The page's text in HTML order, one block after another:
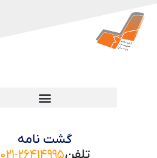
گشت نامه
۰۲۱-۲۶۴۱۴۹۹۵